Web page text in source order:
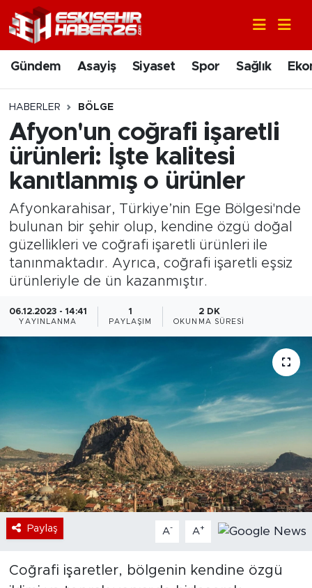
Gündem Asayiş Siyaset Spor Sağlık
HABERLER BÖLGE
Afyon'un coğrafi işaretli
ürünleri: İşte kalitesi
kanıtlanmış o ürünler
Afyonkarahisar, Türkiye’nin Ege Bölgesi'nde
bulunan bir şehir olup, kendine özgü doğal
güzellikleri ve coğrafi işaretli ürünleri ile
tanınmaktadır. Ayrıca, coğrafi işaretli eşsiz
ürünleriyle de ün kazanmıştır.
06.12.2023 - 14:41
YAYINLANMA
1
PAYLAŞIM
2 DK
OKUNMA SÜRESI
Paylaş A- A+
Coğrafi işaretler, bölgenin kendine özgü
Gündem
Asayiş
Siyaset
Spor
Ekonomi
Eğitim
Bölge
Magazin
Sektör
Nöbetçi Eczaneler
Hava Durumu
Trafik Durumu
Süper Lig Puan Durumu ve Fikstür
Son Dakika Haberleri
Haber Arşivi